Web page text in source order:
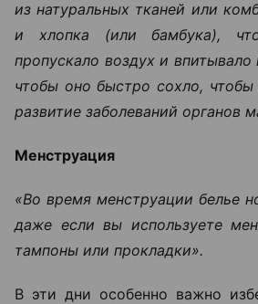
из натуральных тканей или
и хлопка (или бамбука),
пропускало воздух и
чтобы оно быстро сохло, чтобы
развитие заболеваний органов
Менструация
«Во время менструации белье
даже если вы используете
тампоны или прокладки».
В эти дни особенно важно